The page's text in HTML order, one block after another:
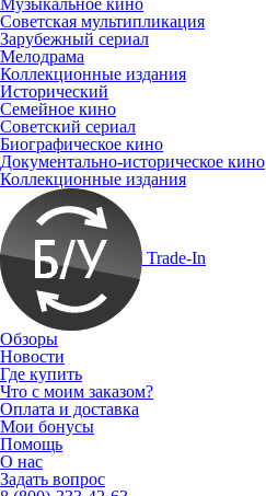
Советская мультипликация
Зарубежный сериал
Мелодрама
Коллекционные издания
Исторический
Семейное кино
Советский сериал
Биографическое кино
Документально-историческое кино
Коллекционные издания
Trade-In
Обзоры
Новости
Где купить
Что с моим заказом?
Оплата и доставка
Мои бонусы
Помощь
О нас
Задать вопрос